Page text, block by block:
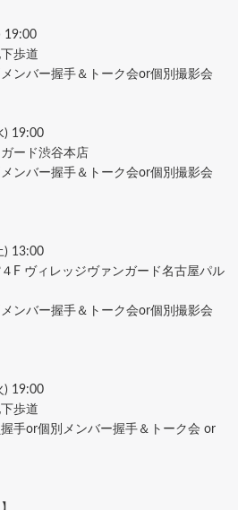
19:00
歩道
ンバー握手＆トーク会or個別撮影会
) 19:00
ード渋谷本店
ンバー握手＆トーク会or個別撮影会
) 13:00
F ヴィレッジヴァンガード名古屋パル
ンバー握手＆トーク会or個別撮影会
) 19:00
歩道
手or個別メンバー握手＆トーク会 or